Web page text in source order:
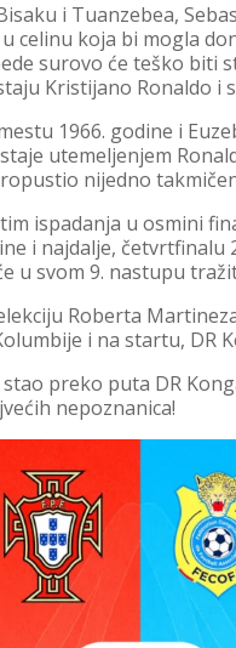
i Tuanzebea,
celinu koja bi mogla
surovo će teško biti
Kristijano Ronaldo i
1966. godine i
utemeljenjem
nijedno
ispadanja u osmini
i najdalje, četvrtfinalu
u svom 9. nastupu
Roberta
i na startu, DR
preko puta DR
nepoznanica!